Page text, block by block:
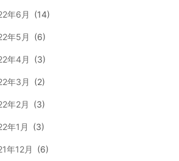
年6月 (14)
年5月 (6)
年4月 (3)
年3月 (2)
年2月 (3)
年1月 (3)
年12月 (6)